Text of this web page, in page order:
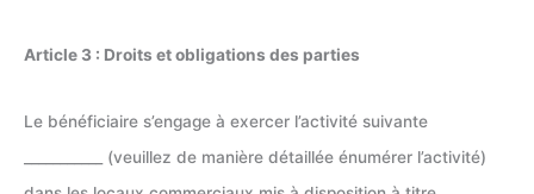
Article 3 : Droits et obligations des parties
Le bénéficiaire s’engage à exercer l’activité suivante
___________ (veuillez de manière détaillée énumérer l’activité)